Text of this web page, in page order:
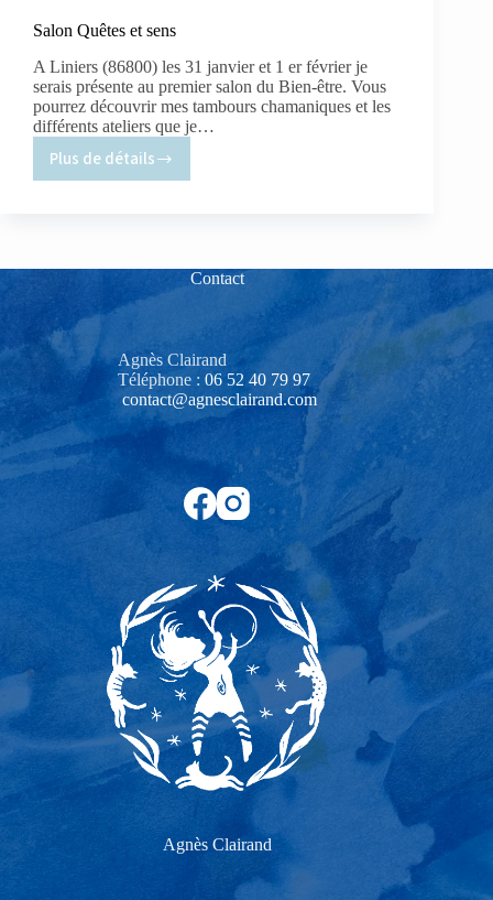
Salon Quêtes et sens
A Liniers (86800) les 31 janvier et 1 er février je
serais présente au premier salon du Bien-être. Vous
pourrez découvrir mes tambours chamaniques et les
différents ateliers que je…
Plus de détails
Salon
Contact
Agnès Clairand
Téléphone : 06 52 40 79 97‬
contact@agnesclairand.com
Agnès Clairand